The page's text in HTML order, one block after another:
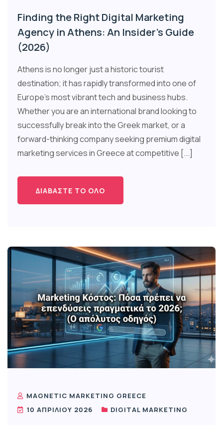
Finding the Right Digital Marketing
Agency in Athens: An Insider’s Guide
(2026)
Athens is no longer just a historic tourist
destination; it has rapidly transformed into one of
Europe’s most vibrant tech and business hubs.
Whether you are an international brand looking to
successfully break into the Greek market, or a
forward-thinking company seeking premium digital
marketing services in Greece at competitive [...]
ΔΙΑΒΆΣΤΕ ΤΟ ΌΛΟ
MAGNETIC MARKETING GREECE
10 ΑΠΡΙΛΊΟΥ 2026
DIGITAL MARKETING